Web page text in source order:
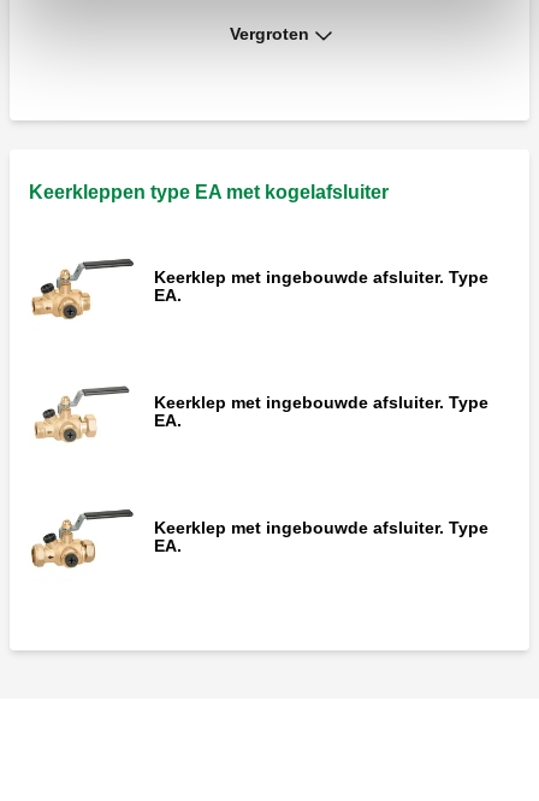
Keerklep, Buitendraad - haakse
Keerklep. Buitendraad - wartelaansluiting.
Kogelafsluiter met goedgekeurde
ingebouwde keerklep, Buitendraad -
Vergroten
Keerkleppen type EA met kogelafsluiter
Keerklep met ingebouwde afsluiter. Type
EA.
Keerklep met ingebouwde afsluiter. Type
EA.
Keerklep met ingebouwde afsluiter. Type
EA.